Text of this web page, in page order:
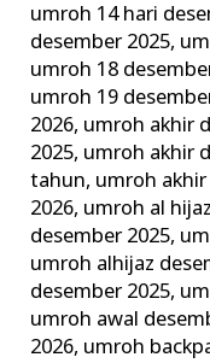
umroh 14 hari
desember 2025,
umroh 18
umroh 19
2026, umroh akhir
2025, umroh akhir
tahun, umroh
2026, umroh al
desember 2025,
umroh alhijaz
desember 2025,
umroh awal
2026, umroh